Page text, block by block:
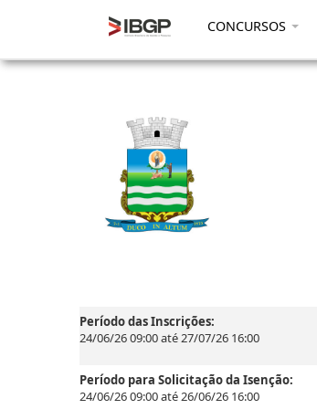
CONCURSOS
Período das Inscrições:
24/06/26 09:00 até 27/07/26 16:00
Período para Solicitação da Isenção:
24/06/26 09:00 até 26/06/26 16:00